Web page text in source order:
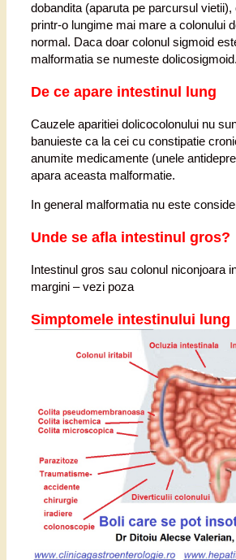
dobandita (aparuta pe parcursul
printr-o lungime mai mare a colonului
normal. Daca doar colonul sigmoid
malformatia se numeste dolicosigmoid.
De ce apare intestinul lung
Cauzele aparitiei dolicocolonului nu
banuieste ca la cei cu constipatie
anumite medicamente (unele
apara aceasta malformatie.
In general malformatia nu este
Unde se afla intestinul gros?
Intestinul gros sau colonul niconjoara
margini – vezi poza
Simptomele intestinului lung